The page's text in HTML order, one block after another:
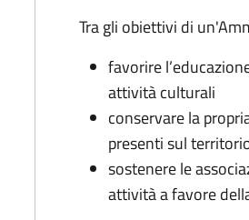
Tra gli obiettivi di
favorire
attività culturali
conservare la
presenti sul
sostenere le
attività a favore